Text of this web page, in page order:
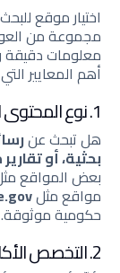
اختيار موقع
مجموعة من
معلومات دقيقة
أهم المعايير
هل تبحث عن
بحثية، أو تقارير
بعض المواقع مثل
مواقع مثل
حكومية موثوقة.
2. التخصص الأكاديمي